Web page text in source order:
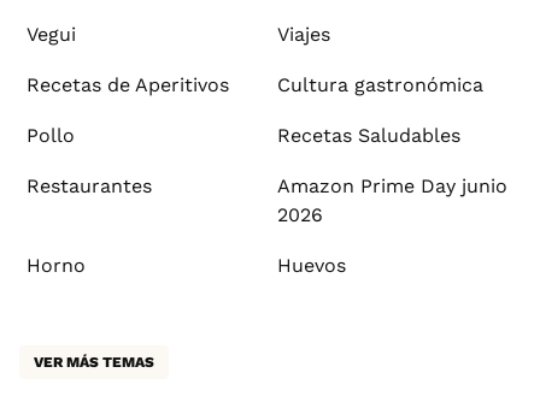
Vegui Viajes
Recetas de Aperitivos Cultura gastronómica
Pollo Recetas Saludables
Restaurantes
Amazon Prime Day junio
2026
Horno Huevos
VER MÁS TEMAS